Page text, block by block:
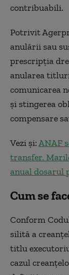
contribuabili.
Potrivit
anulării sau
prescripţia
anularea
comunicarea
şi stingerea
compensare
Vezi și:ANAF
transfer.
anual dosarul
Cum se
Conform
silită a
titlu
cazul